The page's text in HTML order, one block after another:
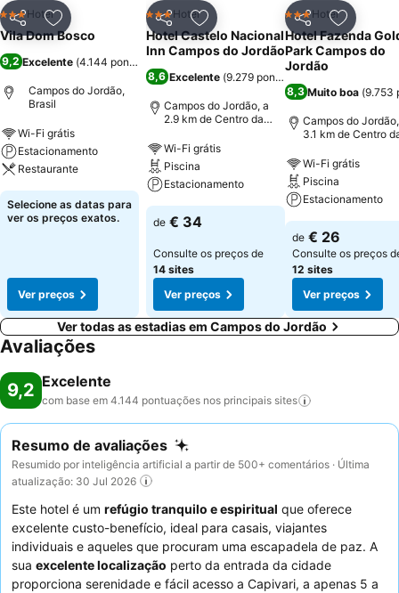
principais atrações locais, como o Palácio Boa Vista e o Auditório
Cláudio Santoro.
PartilharAdicionar aos favoritos
3 Estrelas
Hotel
Vila Dom Bosco
9,2 Excelente (4.144 pontuações
Campos do Jordão,
Brasil
Wi-Fi grátis
Estacionamento
Restaurante
Selecione as datas para
ver os preços exatos.
Ver preços
PartilharAdicionar aos favoritos
3 Estrelas
Hotel
Hotel Castelo Nacional
Inn Campos do Jordão
8,6 Excelente (9.279 pontuações
Campos do Jordão, a
2.9 km de Centro da
Wi-Fi grátis
Piscina
Estacionamento
de € 34
Consulte os preços de
14 sites
Ver preços
Partilhar
3 Estrelas
Hotel
Hotel Fazenda
Park Campos do
Jordão
8,3Muito boa (9.753
Campos do
3.1 km de Centro
Wi-Fi grátis
Piscina
Estacionamento
de € 26
Consulte os preços
12 sites
Ver preços
Ver todas as estadias em Campos do Jordão
Avaliações
9,2 Excelente
com base em 4.144 pontuações nos principais sites
Resumo de avaliações
Resumido por inteligência artificial a partir de 500+ comentários · Última
atualização: 30 Jul 2026
Este hotel é um refúgio tranquilo e espiritual que oferece
excelente custo-benefício, ideal para casais, viajantes
individuais e aqueles que procuram uma escapadela de paz. A
sua excelente localização perto da entrada da cidade
proporciona serenidade e fácil acesso a Capivari, a apenas 5 a